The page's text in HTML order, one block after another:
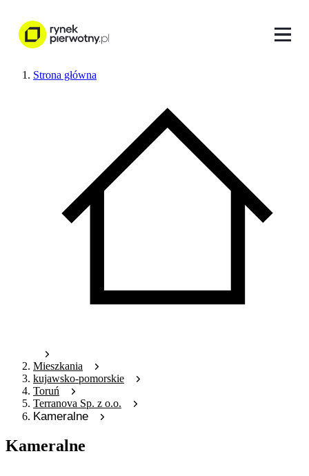
Strona główna
Mieszkania
kujawsko-pomorskie
Toruń
Terranova Sp. z o.o.
Kameralne
Kameralne